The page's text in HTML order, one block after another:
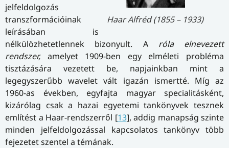
Haar Alfréd (1855 – 1933)
jelfeldolgozás
transzformációinak
leírásában is
nélkülözhetetlennek bizonyult. A róla elnevezett
rendszer,amelyet 1909-ben egy elméleti probléma
tisztázására vezetett be, napjainkban mint a
legegyszerűbb wavelet vált igazán ismertté. Míg az
1960-as években, egyfajta magyar specialitásként,
kizárólag csak a hazai egyetemi tankönyvek tesznek
említést a Haar-rendszerről [13], addig manapság szinte
minden jelfeldolgozással kapcsolatos tankönyv több
fejezetet szentel a témának.